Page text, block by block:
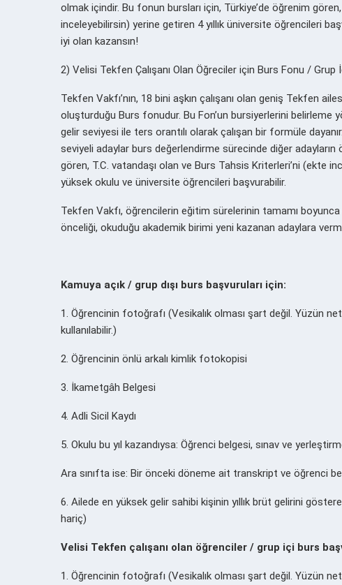
olmak içindir. Bu fonun bursları için, Türkiye’de öğrenim
inceleyebilirsin) yerine getiren 4 yıllık üniversite öğrencileri
iyi olan kazansın!
2) Velisi Tekfen Çalışanı Olan Öğreciler için Burs Fonu / Grup
Tekfen Vakfı’nın, 18 bini aşkın çalışanı olan geniş Tekfen
oluşturduğu Burs fonudur. Bu Fon’un bursiyerlerini belirleme
gelir seviyesi ile ters orantılı olarak çalışan bir formüle
seviyeli adaylar burs değerlendirme sürecinde diğer
gören, T.C. vatandaşı olan ve Burs Tahsis Kriterleri’ni (ekte
yüksek okulu ve üniversite öğrencileri başvurabilir.
Tekfen Vakfı, öğrencilerin eğitim sürelerinin tamamı
önceliği, okuduğu akademik birimi yeni kazanan adaylara
Kamuya açık / grup dışı burs başvuruları için:
1. Öğrencinin fotoğrafı (Vesikalık olması şart değil. Yüzün
kullanılabilir.)
2. Öğrencinin önlü arkalı kimlik fotokopisi
3. İkametgâh Belgesi
4. Adli Sicil Kaydı
5. Okulu bu yıl kazandıysa: Öğrenci belgesi, sınav ve
Ara sınıfta ise: Bir önceki döneme ait transkript ve öğrenci
6. Ailede en yüksek gelir sahibi kişinin yıllık brüt gelirini
hariç)
Velisi Tekfen çalışanı olan öğrenciler / grup içi burs
1. Öğrencinin fotoğrafı (Vesikalık olması şart değil. Yüzün